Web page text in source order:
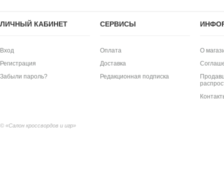
ЛИЧНЫЙ КАБИНЕТ
Вход
Регистрация
Забыли пароль?
СЕРВИСЫ
Оплата
Доставка
Редакционная подписка
О
© «Салон кроссвордов и игр»